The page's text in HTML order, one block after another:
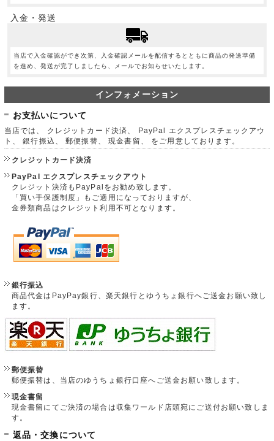
入金・発送
当店で入金確認ができ次第、入金確認メールを配信するとともに商品の発送準備
を進め、発送が完了しましたら、メールでお知らせいたします。
インフォメーション
お支払いについて
当店では、 クレジットカード決済、 PayPal エクスプレスチェックアウ
ト、 銀行振込、 郵便振替、 現金書留、 をご用意しております。
クレジットカード決済
PayPal エクスプレスチェックアウト
クレジット決済もPayPalをお勧め致します。
「買い手保護制度」もご適用になっておりますが、
金券類商品はクレジット利用不可となります。
銀行振込
商品代金はPayPay銀行、楽天銀行とゆうちょ銀行へご送金お願い致し
ます。
郵便振替
郵便振替は、当店のゆうちょ銀行口座へご送金お願い致します。
現金書留
現金書留にてご決済の場合は収集ワールド店頭宛にご送付お願い致しま
す。
返品・交換について